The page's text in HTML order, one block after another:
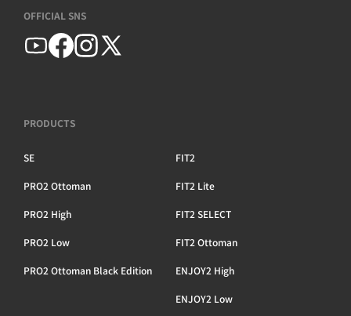
OFFICIAL SNS
PRODUCTS
PRO2 Ottoman
PRO2 High
PRO2 Low FIT2 Ottoman
FIT2
FIT2 Lite
FIT2 SELECT
ENJOY2 High
ENJOY2 Low
SE
PRO2 Ottoman Black Edition